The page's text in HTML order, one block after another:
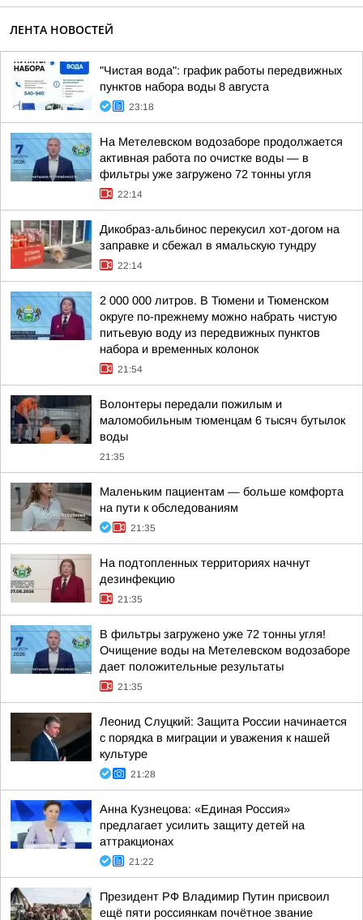
ЛЕНТА НОВОСТЕЙ
"Чистая вода": график работы передвижных
пунктов набора воды 8 августа
23:18
На Метелевском водозаборе продолжается
активная работа по очистке воды — в
фильтры уже загружено 72 тонны угля
22:14
Дикобраз-альбинос перекусил хот-догом на
заправке и сбежал в ямальскую тундру
22:14
2 000 000 литров. В Тюмени и Тюменском
округе по-прежнему можно набрать чистую
питьевую воду из передвижных пунктов
набора и временных колонок
21:54
Волонтеры передали пожилым и
маломобильным тюменцам 6 тысяч бутылок
воды
21:35
Маленьким пациентам — больше комфорта
на пути к обследованиям
21:35
На подтопленных территориях начнут
дезинфекцию
21:35
В фильтры загружено уже 72 тонны угля!
Очищение воды на Метелевском водозаборе
дает положительные результаты
21:35
Леонид Слуцкий: Защита России начинается
с порядка в миграции и уважения к нашей
культуре
21:28
Анна Кузнецова: «Единая Россия»
предлагает усилить защиту детей на
аттракционах
21:22
Президент РФ Владимир Путин присвоил
ещё пяти россиянкам почётное звание